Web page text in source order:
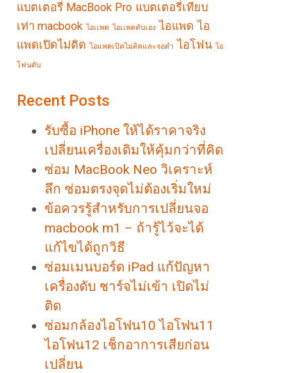
แบตเตอรี่ MacBook Pro แบตเตอรี่เทียบ
เท่า macbook ไอเเพด ไอเเพดดับเอง ไอแพด ไอ
แพดเปิดไม่ติด ไอแพดเปิดไม่ติดและจอดำ ไอโฟน ไอ
โฟนดับ
Recent Posts
รับซื้อ iPhone ให้ได้ราคาจริง
เปลี่ยนเครื่องเดิมให้คุ้มกว่าที่คิด
ซ่อม MacBook Neo วิเคราะห์
ลึก ซ่อมตรงจุดไม่ต้องเริ่มใหม่
ข้อควรรู้สำหรับการเปลี่ยนจอ
macbook m1 – ถ้ารู้ไว้จะได้
แก้ไขได้ถูกวิธี
ซ่อมเมนบอร์ด iPad แก้ปัญหา
เครื่องดับ ชาร์จไม่เข้า เปิดไม่
ติด
ซ่อมกล้องไอโฟน10 ไอโฟน11
ไอโฟน12 เช็กอาการเสียก่อน
เปลี่ยน